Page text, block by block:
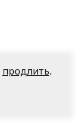
продлить.